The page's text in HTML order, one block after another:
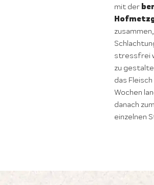
mit der
stressfrei
zu
das
Wochen
danach
einzelnen